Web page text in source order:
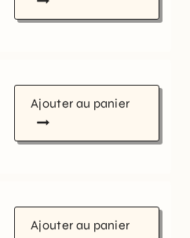
Ajouter au panier
Ajouter au panier